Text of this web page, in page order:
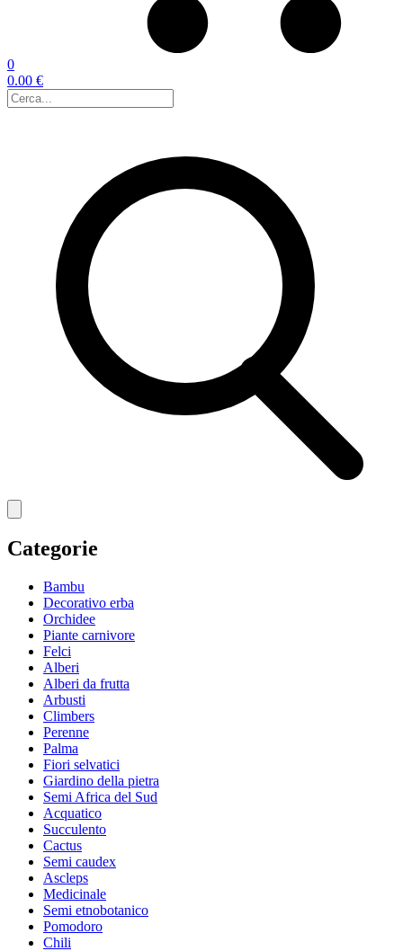
0
0.00 €
Categorie
Bambu
Decorativo erba
Orchidee
Piante carnivore
Felci
Alberi
Alberi da frutta
Arbusti
Climbers
Perenne
Palma
Fiori selvatici
Giardino della pietra
Semi Africa del Sud
Acquatico
Succulento
Cactus
Semi caudex
Ascleps
Medicinale
Semi etnobotanico
Pomodoro
Chili